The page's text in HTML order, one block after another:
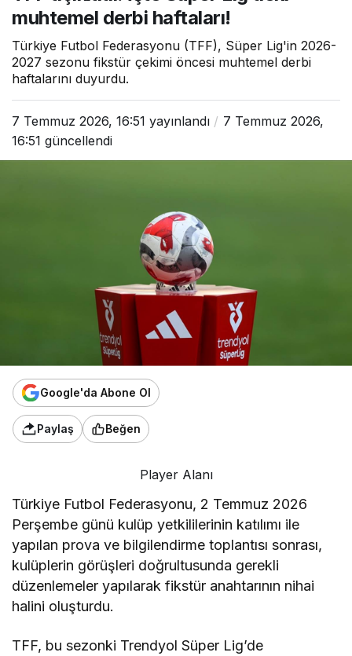
muhtemel derbi haftaları!
Türkiye Futbol Federasyonu (TFF), Süper Lig'in 2026-
2027 sezonu fikstür çekimi öncesi muhtemel derbi
haftalarını duyurdu.
7 Temmuz 2026, 16:51 yayınlandı
7 Temmuz 2026,
16:51 güncellendi
Google'da Abone Ol
Paylaş Beğen
Player Alanı
Türkiye Futbol Federasyonu, 2 Temmuz 2026
Perşembe günü kulüp yetkililerinin katılımı ile
yapılan prova ve bilgilendirme toplantısı sonrası,
kulüplerin görüşleri doğrultusunda gerekli
düzenlemeler yapılarak fikstür anahtarının nihai
halini oluşturdu.
TFF, bu sezonki Trendyol Süper Lig’de